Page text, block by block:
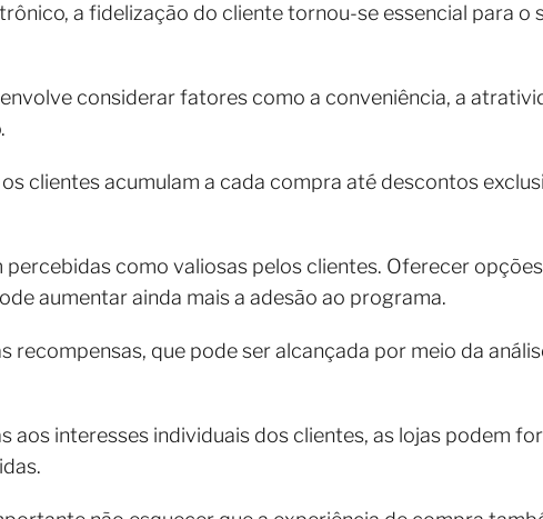
a fidelização do cliente tornou-se essencial para o
considerar fatores como a conveniência, a
clientes acumulam a cada compra até descontos
como valiosas pelos clientes. Oferecer
aumentar ainda mais a adesão ao programa.
recompensas, que pode ser alcançada por meio da
aos interesses individuais dos clientes, as lojas podem